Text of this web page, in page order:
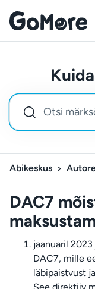
Abikeskus
DAC7
jaanuaril
DAC7, mille
läbipaistvust